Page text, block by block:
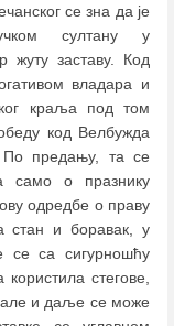
се зна да је
султану у
жуту заставу. Код
владара и
краља под том
код Велбужда
По предању, та се
само о празнику
одредбе о праву
стан и боравак, у
се са сигурношћу
стегове,
и даље се може